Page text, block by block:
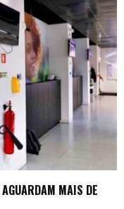
MAIS DE